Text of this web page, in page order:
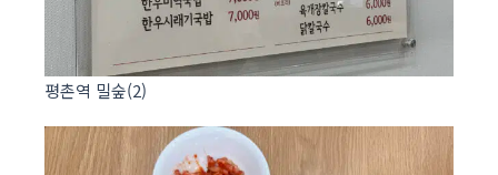
평촌역 밀숲(2)